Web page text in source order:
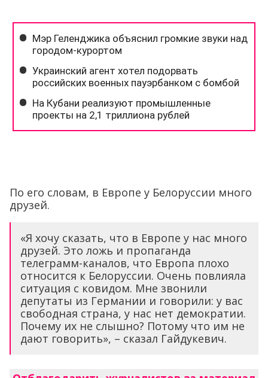
По его словам, в Европе у Белоруссии много
друзей.
«Я хочу сказать, что в Европе у нас много
друзей. Это ложь и пропаганда
телеграмм-каналов, что Европа плохо
относится к Белоруссии. Очень повлияла
ситуация с ковидом. Мне звонили
депутаты из Германии и говорили: у вас
свободная страна, у нас нет демократии.
Почему их не слышно? Потому что им не
дают говорить», – сказал Гайдукевич.